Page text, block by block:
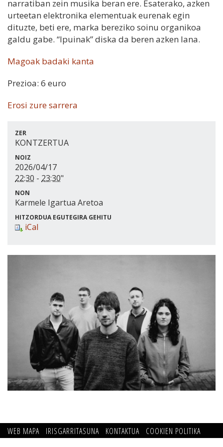
narratiban zein musika beran ere. Esaterako, azken
urteetan elektronika elementuak eurenak egin
dituzte, beti ere, marka bereziko soinu organikoa
galdu gabe. “Ipuinak” diska da beren azken lana.
Magoak badaki kanta
Prezioa: 6 euro
Erosi zure sarrera
ZER
KONTZERTUA
NOIZ
2026/04/17
22:30 - 23:30"
NON
Karmele Igartua Aretoa
HITZORDUA EGUTEGIRA GEHITU
iCal
WEB MAPA IRISGARRITASUNA KONTAKTUA
COOKIEN POLITIKA
PRIBATUTASUN POLITIKA